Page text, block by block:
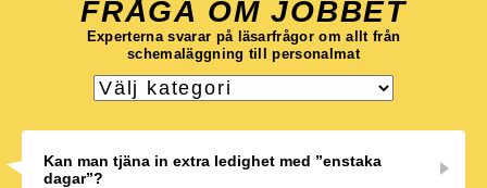
FRÅGA OM JOBBET
Experterna svarar på läsarfrågor om allt från
schemaläggning till personalmat
Kan man tjäna in extra ledighet med ”enstaka
dagar”?